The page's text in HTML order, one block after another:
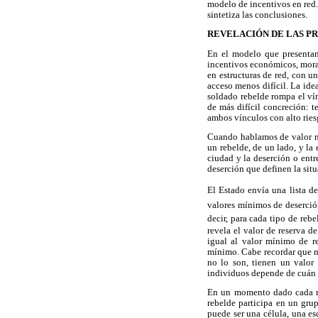
modelo de incentivos en
sintetiza las conclusiones.
REVELACIÓN DE LAS
En el modelo que
incentivos económicos,
en estructuras de red, con
acceso menos difícil. La
soldado rebelde rompa el
de más difícil concreción:
ambos vínculos con alto
Cuando hablamos de valor
un rebelde, de un lado, y la
ciudad y la deserción o
deserción que definen la
El Estado envía una lista
valores mínimos de
decir, para cada tipo de
revela el valor de reserva
igual al valor mínimo de
mínimo. Cabe recordar que
no lo son, tienen un valor
individuos depende de cuán
En un momento dado cada
rebelde participa en un
puede ser una célula, una